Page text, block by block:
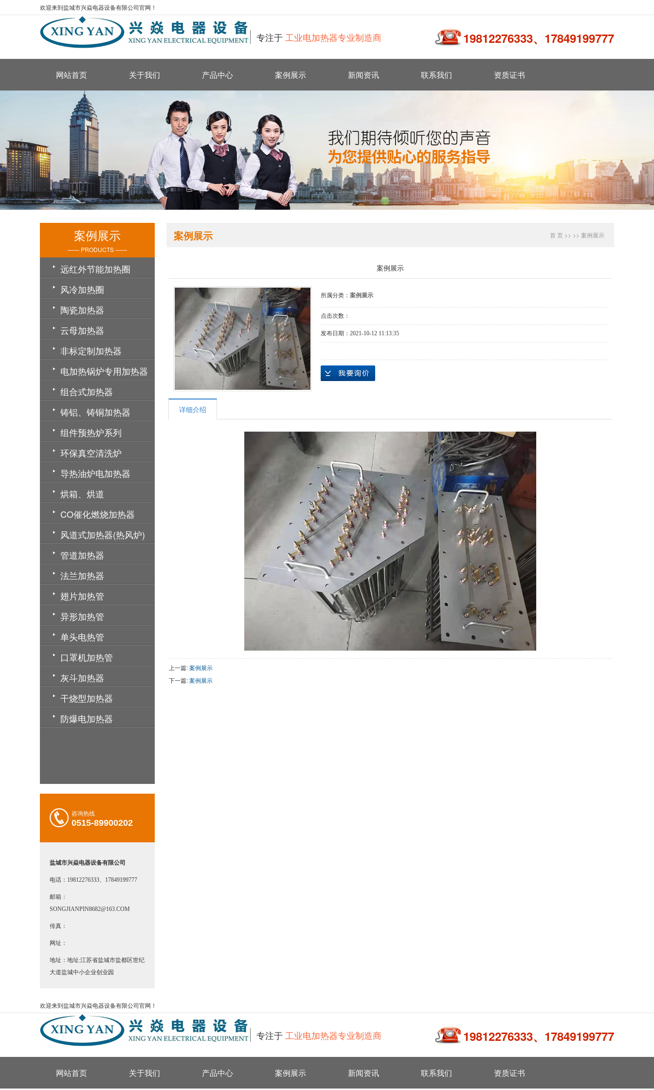
欢迎来到盐城市兴焱电器设备有限公司官网！
专注于 工业电加热器专业制造商 19812276333、17849199777
网站首页 关于我们 产品中心 案例展示 新闻资讯 联系我们 资质证书
案例展示
—— PRODUCTS ——
远红外节能加热圈
风冷加热圈
陶瓷加热器
云母加热器
非标定制加热器
电加热锅炉专用加热器
组合式加热器
铸铝、铸铜加热器
组件预热炉系列
环保真空清洗炉
导热油炉电加热器
烘箱、烘道
CO催化燃烧加热器
风道式加热器(热风炉)
管道加热器
法兰加热器
翅片加热管
异形加热管
单头电热管
口罩机加热管
灰斗加热器
干烧型加热器
防爆电加热器
咨询热线
0515-89900202
盐城市兴焱电器设备有限公司
电话：19812276333、17849199777
邮箱：
SONGJIANPIN8682@163.COM
传真：
网址：
地址：地址:江苏省盐城市盐都区世纪
大道盐城中小企业创业园
案例展示 首 页 >> >> 案例展示
案例展示
所属分类：案例展示
点击次数：
发布日期：2021-10-12 11:13:35
详细介绍
上一篇:案例展示
下一篇:案例展示
欢迎来到盐城市兴焱电器设备有限公司官网！
专注于 工业电加热器专业制造商 19812276333、17849199777
网站首页 关于我们 产品中心 案例展示 新闻资讯 联系我们 资质证书